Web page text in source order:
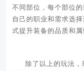
不同部位，每个部位
自己的职业和需求选
式提升装备的品质和属
除了以上的玩法